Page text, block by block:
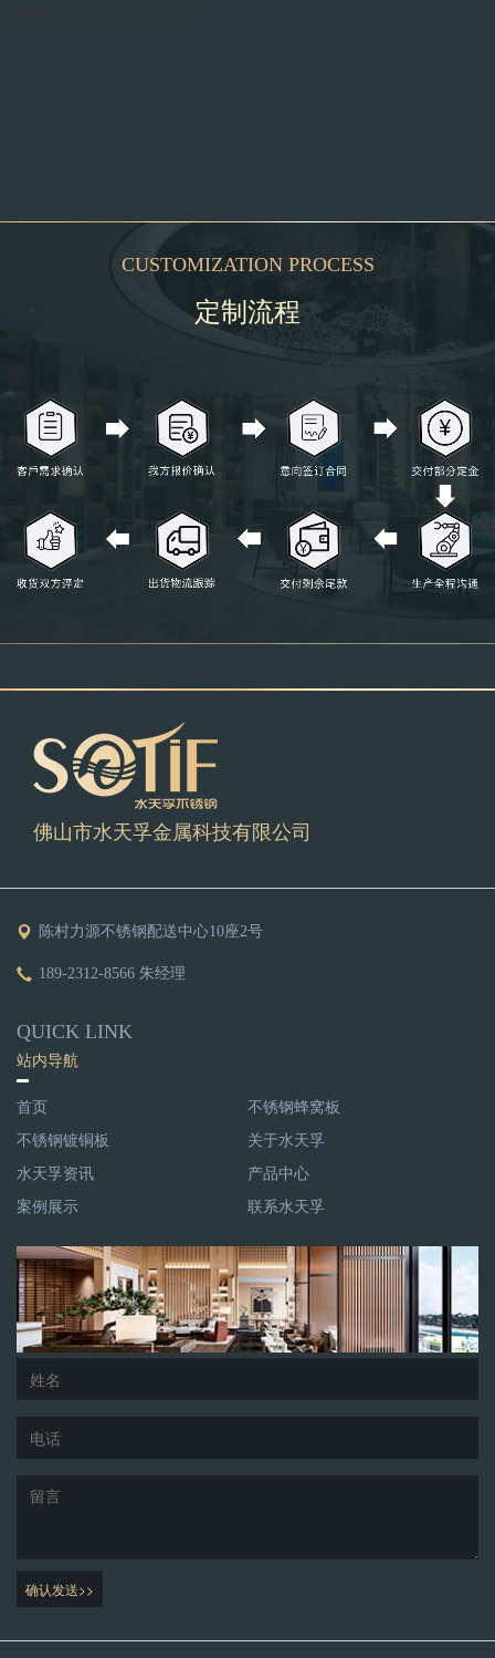
CUSTOMIZATION PROCESS
定制流程
佛山市水天孚金属科技有限公司
陈村力源不锈钢配送中心10座2号
189-2312-8566 朱经理
QUICK LINK
站内导航
首页
不锈钢蜂窝板
不锈钢镀铜板
关于水天孚
水天孚资讯
产品中心
案例展示
联系水天孚
确认发送>>